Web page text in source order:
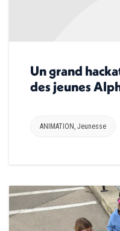
Un grand
des jeunes
ANIMATION , Jeunesse